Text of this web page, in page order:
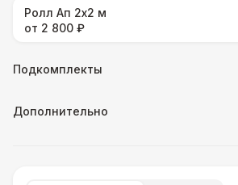
Ролл Ап 2х2 м
от 2 800 ₽
Подкомплекты
Дополнительно